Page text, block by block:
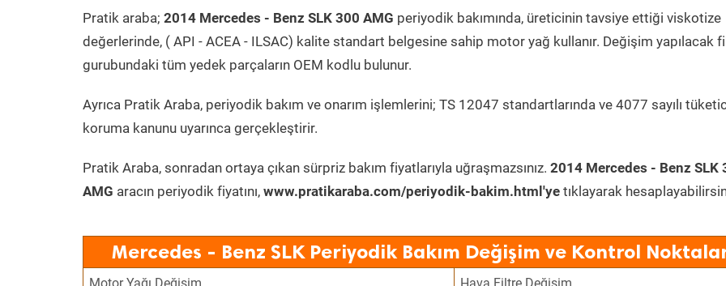
Pratik araba; 2014 Mercedes - Benz SLK 300 AMG periyodik bakımında, üreticinin tavsiye ettiği viskotize
değerlerinde, ( API - ACEA - ILSAC) kalite standart belgesine sahip motor yağ kullanır. Değişim yapılacak
gurubundaki tüm yedek parçaların OEM kodlu bulunur.
Ayrıca Pratik Araba, periyodik bakım ve onarım işlemlerini; TS 12047 standartlarında ve 4077 sayılı
koruma kanunu uyarınca gerçekleştirir.
Pratik Araba, sonradan ortaya çıkan sürpriz bakım fiyatlarıyla uğraşmazsınız. 2014 Mercedes - Benz SLK
AMG aracın periyodik fiyatını, www.pratikaraba.com/periyodik-bakim.html'ye tıklayarak
Mercedes - Benz SLK Periyodik Bakım Değişim ve Kontrol